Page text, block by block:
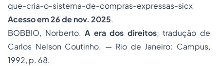
que-cria-o-sistema-de-compras-expressas-sicx
Acesso em 26 de nov. 2025.
BOBBIO, Norberto.A era dos direitos; tradução de
Carlos Nelson Coutinho. — Rio de Janeiro: Campus,
1992, p. 68.